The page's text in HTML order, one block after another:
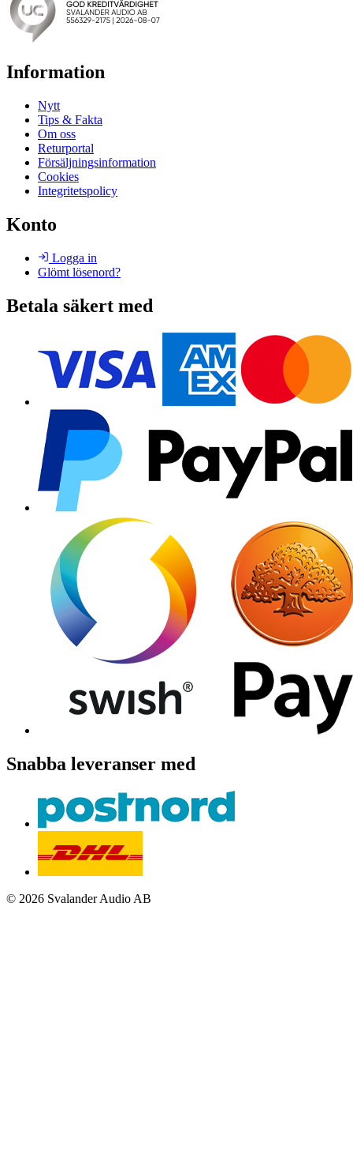
Information
Nytt
Tips & Fakta
Om oss
Returportal
Försäljningsinformation
Cookies
Integritetspolicy
Konto
Logga in
Glömt lösenord?
Betala säkert med
Snabba leveranser med
© 2026 Svalander Audio AB